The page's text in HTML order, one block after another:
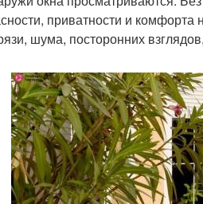
приватности и
шума, посторонних